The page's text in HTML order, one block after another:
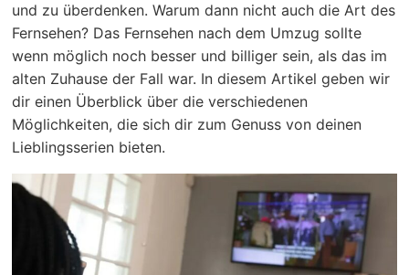
und zu überdenken. Warum dann nicht auch die Art des
Fernsehen? Das Fernsehen nach dem Umzug sollte
wenn möglich noch besser und billiger sein, als das im
alten Zuhause der Fall war. In diesem Artikel geben wir
dir einen Überblick über die verschiedenen
Möglichkeiten, die sich dir zum Genuss von deinen
Lieblingsserien bieten.